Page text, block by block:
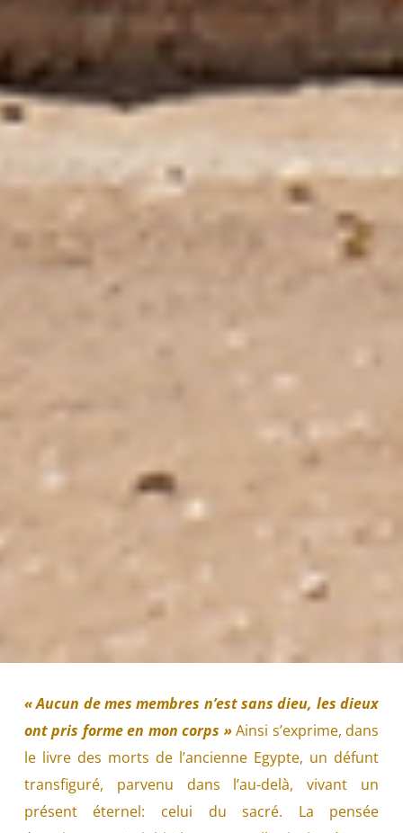
« Aucun de mes membres n’est sans dieu, les dieux
ont pris forme en mon corps »Ainsi s’exprime, dans
le livre des morts de l’ancienne Egypte, un défunt
transfiguré, parvenu dans l’au-delà, vivant un
présent éternel: celui du sacré. La pensée